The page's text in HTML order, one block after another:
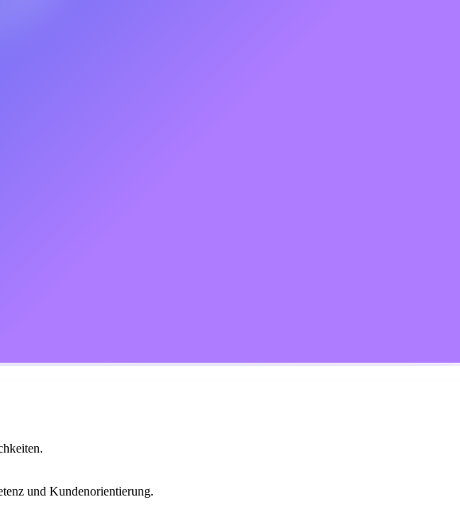
und Kundenorientierung.